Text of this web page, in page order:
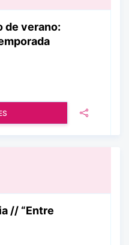
de verano:
// “Entre